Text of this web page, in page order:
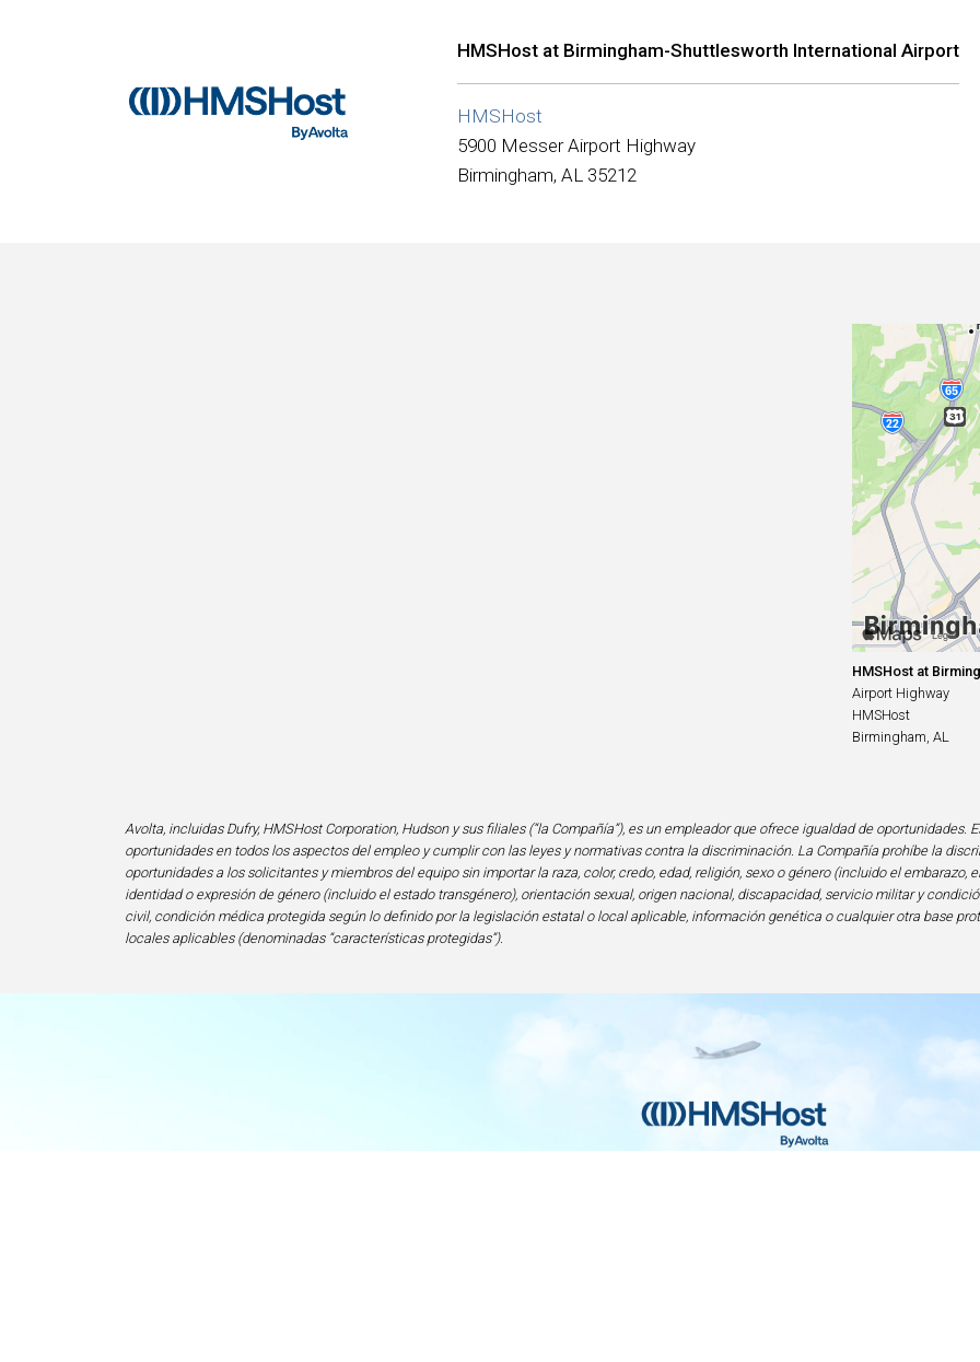
HMSHost at Birmingham-Shuttlesworth International Airport
HMSHost
5900 Messer Airport Highway
Birmingham, AL 35212
HMSHost at
Airport Highway
HMSHost
Birmingham, AL
Avolta, incluidas Dufry, HMSHost Corporation, Hudson y sus filiales (“la Compañía”), es un empleador que ofrece igualdad de
oportunidades en todos los aspectos del empleo y cumplir con las leyes y normativas contra la discriminación. La Compañía prohíbe la
oportunidades a los solicitantes y miembros del equipo sin importar la raza, color, credo, edad, religión, sexo o género (incluido el
identidad o expresión de género (incluido el estado transgénero), orientación sexual, origen nacional, discapacidad, servicio militar y
civil, condición médica protegida según lo definido por la legislación estatal o local aplicable, información genética o cualquier otra base
locales aplicables (denominadas “características protegidas”).